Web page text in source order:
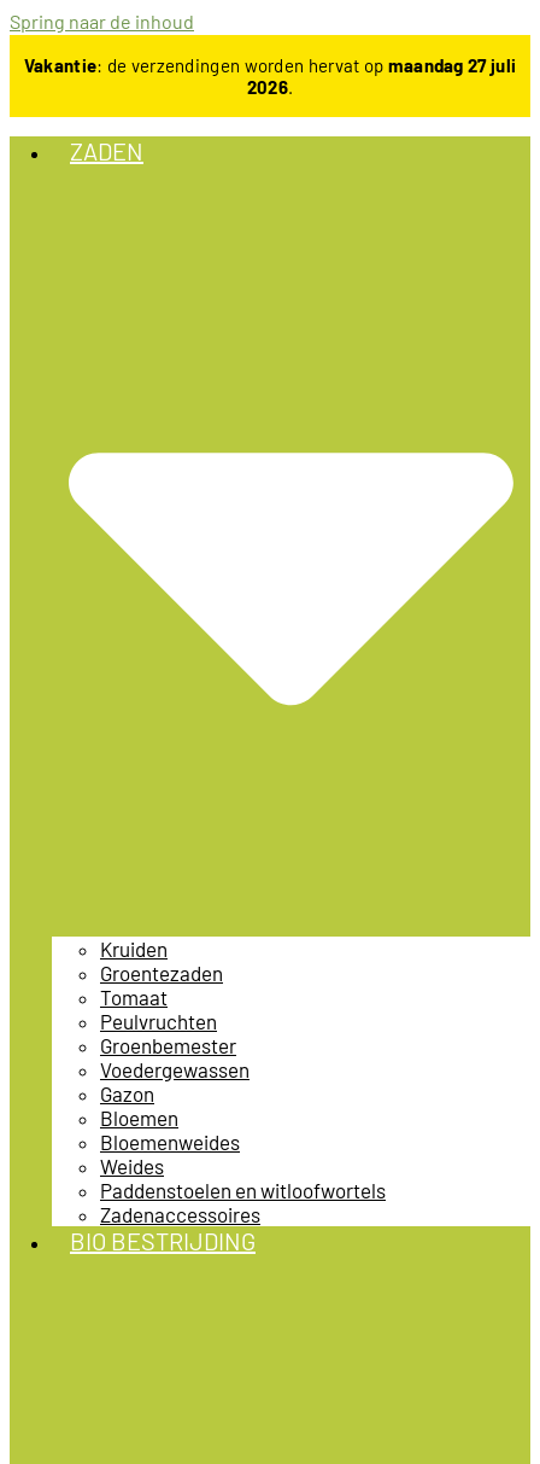
Spring naar de inhoud
Vakantie: de verzendingen worden hervat op maandag 27 juli
2026.
ZADEN
Kruiden
Groentezaden
Tomaat
Peulvruchten
Groenbemester
Voedergewassen
Gazon
Bloemen
Bloemenweides
Weides
Paddenstoelen en witloofwortels
Zadenaccessoires
BIO BESTRIJDING